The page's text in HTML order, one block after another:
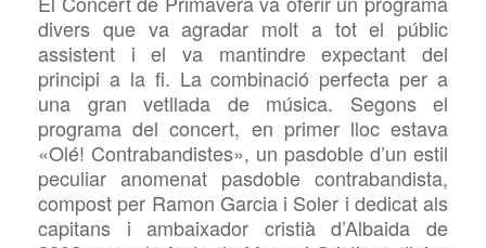
divers que va agradar molt a tot el públic
assistent i el va mantindre expectant del
principi a la fi. La combinació perfecta per a
una gran vetllada de música. Segons el
programa del concert, en primer lloc estava
«Olé! Contrabandistes», un pasdoble d’un estil
peculiar anomenat pasdoble contrabandista,
compost per Ramon Garcia i Soler i dedicat als
capitans i ambaixador cristià d’Albaida de